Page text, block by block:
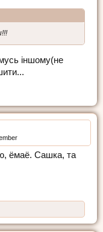
іншому(не
ёмаё. Сашка, та